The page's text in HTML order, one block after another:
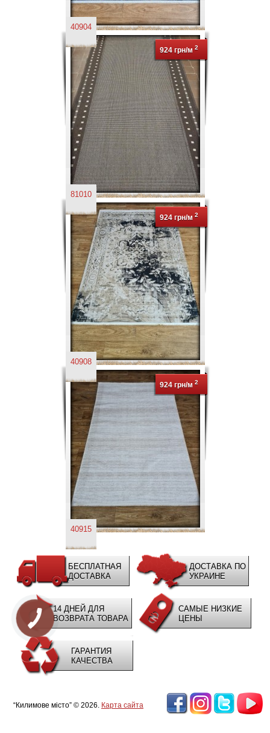
40904
924 грн/м 2
81010
924 грн/м 2
40908
924 грн/м 2
40915
БЕСПЛАТНАЯ
ДОСТАВКА
ДОСТАВКА ПО
УКРАИНЕ
14 ДНЕЙ ДЛЯ
ВОЗВРАТА ТОВАРА
САМЫЕ НИЗКИЕ
ЦЕНЫ
ГАРАНТИЯ
КАЧЕСТВА
“Килимове місто” © 2026. Карта сайта